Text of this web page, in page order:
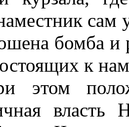
сам
бомба и
к